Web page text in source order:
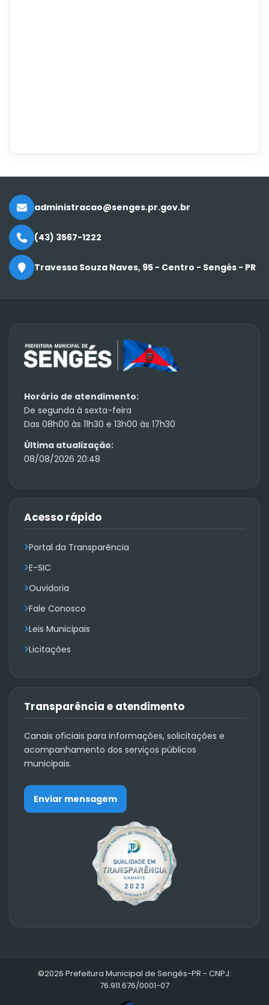
administracao@senges.pr.gov.br
(43) 3567-1222
Travessa Souza Naves, 95 - Centro - Sengés - PR
Horário de atendimento:
De segunda à sexta-feira
Das 08h00 às 11h30 e 13h00 às 17h30
Última atualização:
08/08/2026 20:48
Acesso rápido
Portal da Transparência
E-SIC
Ouvidoria
Fale Conosco
Leis Municipais
Licitações
Transparência e atendimento
Canais oficiais para informações, solicitações e
acompanhamento dos serviços públicos
municipais.
Enviar mensagem
©2026 Prefeitura Municipal de Sengés-PR - CNPJ:
76.911.676/0001-07